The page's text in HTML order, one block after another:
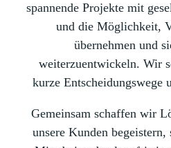
spannende Projekte mit
und die Möglichkeit,
übernehmen und
weiterzuentwickeln. Wir
kurze Entscheidungswege
Gemeinsam schaffen wir
unsere Kunden begeistern,